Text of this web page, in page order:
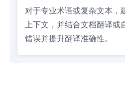
对于专业术语或复杂文本，
上下文，并结合文档翻译
错误并提升翻译准确性。